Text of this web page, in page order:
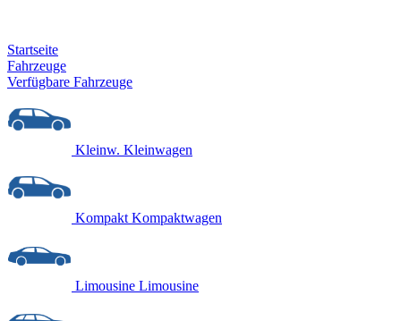
Startseite
Fahrzeuge
Verfügbare Fahrzeuge
Kleinw. Kleinwagen
Kompakt Kompaktwagen
Limousine Limousine